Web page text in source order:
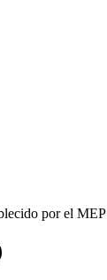
por el MEP